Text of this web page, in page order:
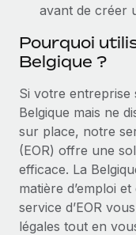
répartis dans
Phiture, un leader
En savoir plus
avant de créer
Pourquoi
Belgique ?
Si votre entreprise
Belgique mais ne
sur place, notre
(EOR) offre une
efficace. La
matière d’emploi
service d’EOR
légales tout en